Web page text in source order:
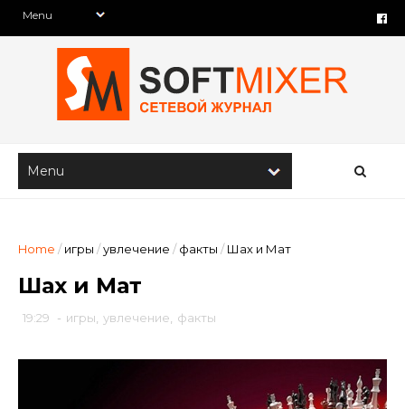
Home / игры /увлечение / факты / Шах и Мат
Шах и Мат
19:29 - игры увлечение факты